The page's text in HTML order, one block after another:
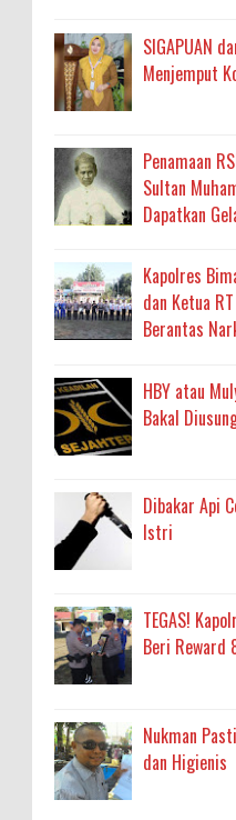
SIGAPUAN
Menjemput
Penamaan
Sultan
Dapatkan
Kapolres
dan Ketua
Berantas
HBY atau
Bakal
Dibakar Api
Istri
TEGAS!
Beri Reward
Nukman
dan Higienis